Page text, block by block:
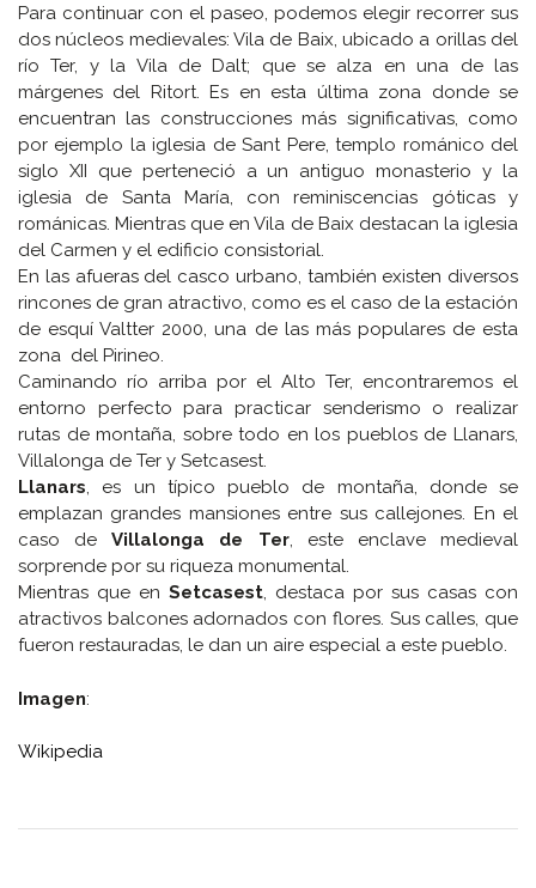
Para continuar con el paseo, podemos elegir recorrer sus
dos núcleos medievales: Vila de Baix, ubicado a orillas del
río Ter, y la Vila de Dalt; que se alza en una de las
márgenes del Ritort. Es en esta última zona donde se
encuentran las construcciones más significativas, como
por ejemplo la iglesia de Sant Pere, templo románico del
siglo XII que perteneció a un antiguo monasterio y la
iglesia de Santa María, con reminiscencias góticas y
románicas. Mientras que en Vila de Baix destacan la iglesia
del Carmen y el edificio consistorial.
En las afueras del casco urbano, también existen diversos
rincones de gran atractivo, como es el caso de la estación
de esquí Valtter 2000, una de las más populares de esta
zona del Pirineo.
Caminando río arriba por el Alto Ter, encontraremos el
entorno perfecto para practicar senderismo o realizar
rutas de montaña, sobre todo en los pueblos de Llanars,
Villalonga de Ter y Setcasest.
Llanars, es un típico pueblo de montaña, donde se
emplazan grandes mansiones entre sus callejones. En el
caso deVillalonga de Ter, este enclave medieval
sorprende por su riqueza monumental.
Mientras que en Setcasest, destaca por sus casas con
atractivos balcones adornados con flores. Sus calles, que
fueron restauradas, le dan un aire especial a este pueblo.
Imagen:
Wikipedia